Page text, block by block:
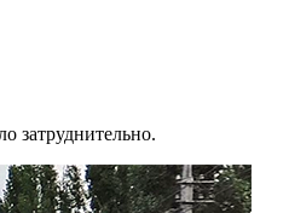
затруднительно.